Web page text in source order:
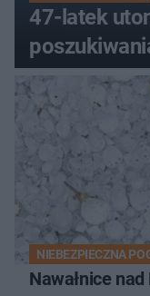
47-latek
NIEBEZPIECZNA
Nawałnice